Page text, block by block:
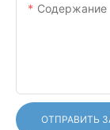
Содержание
ОТПРАВИТЬ